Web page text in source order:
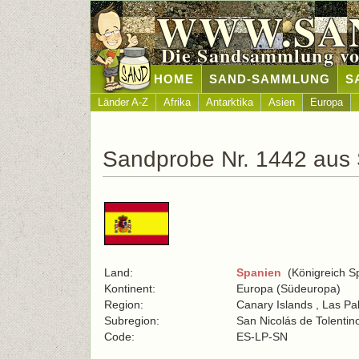
Die Sandsammlung
HOME SAND-SAMMLUNG
Länder A-Z Afrika Antarktika Asien Europa
Sandprobe Nr. 1442 aus
Land: Spanien (Königreich
Kontinent:
Europa (Südeuropa)
Region:
Canary Islands , Las
Subregion:
San Nicolás de
Code:
ES-LP-SN